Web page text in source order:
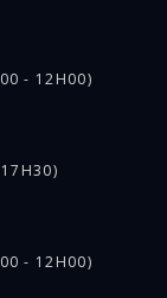
- 12H00)
17H30)
- 12H00)